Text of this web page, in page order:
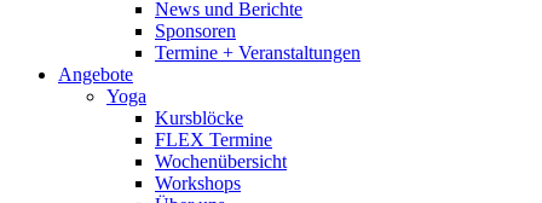
News und Berichte
Sponsoren
Termine + Veranstaltungen
Angebote
Yoga
Kursblöcke
FLEX Termine
Wochenübersicht
Workshops